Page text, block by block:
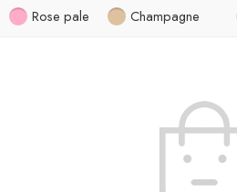
Rose pale Champagne